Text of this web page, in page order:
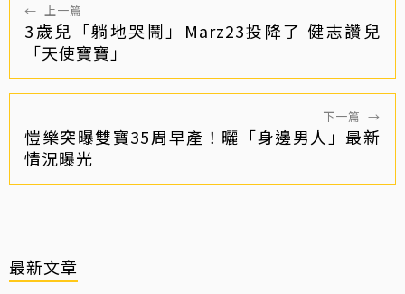
← 上一篇
3歲兒「躺地哭鬧」Marz23投降了 健志讚兒
「天使寶寶」
下一篇 →
愷樂突曝雙寶35周早產！曬「身邊男人」最新
情況曝光
最新文章